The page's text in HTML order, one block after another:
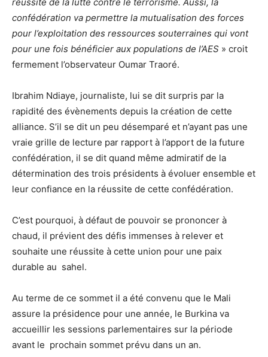
confédération va permettre la mutualisation des forces
pour l’exploitation des ressources souterraines qui vont
pour une fois bénéficier aux populations de l’AES » croit
fermement l’observateur Oumar Traoré.
Ibrahim Ndiaye, journaliste, lui se dit surpris par la
rapidité des évènements depuis la création de cette
alliance. S’il se dit un peu désemparé et n’ayant pas une
vraie grille de lecture par rapport à l’apport de la future
confédération, il se dit quand même admiratif de la
détermination des trois présidents à évoluer ensemble et
leur confiance en la réussite de cette confédération.
C’est pourquoi, à défaut de pouvoir se prononcer à
chaud, il prévient des défis immenses à relever et
souhaite une réussite à cette union pour une paix
durable au sahel.
Au terme de ce sommet il a été convenu que le Mali
assure la présidence pour une année, le Burkina va
accueillir les sessions parlementaires sur la période
avant le prochain sommet prévu dans un an.